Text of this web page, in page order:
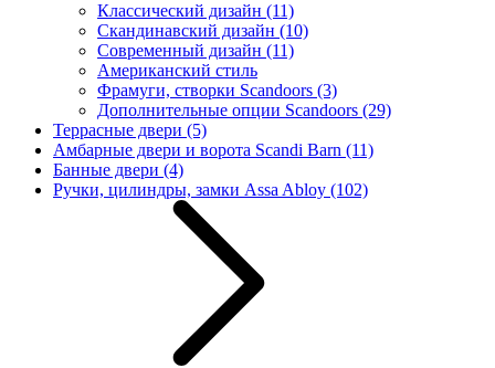
Классический дизайн (11)
Скандинавский дизайн (10)
Современный дизайн (11)
Американский стиль
Фрамуги, створки Scandoors (3)
Дополнительные опции Scandoors (29)
Террасные двери (5)
Амбарные двери и ворота Scandi Barn (11)
Банные двери (4)
Ручки, цилиндры, замки Assa Abloy (102)